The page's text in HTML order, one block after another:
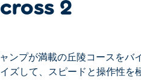
2
ンプが満載の丘陵コースを
ズして、スピードと操作性を